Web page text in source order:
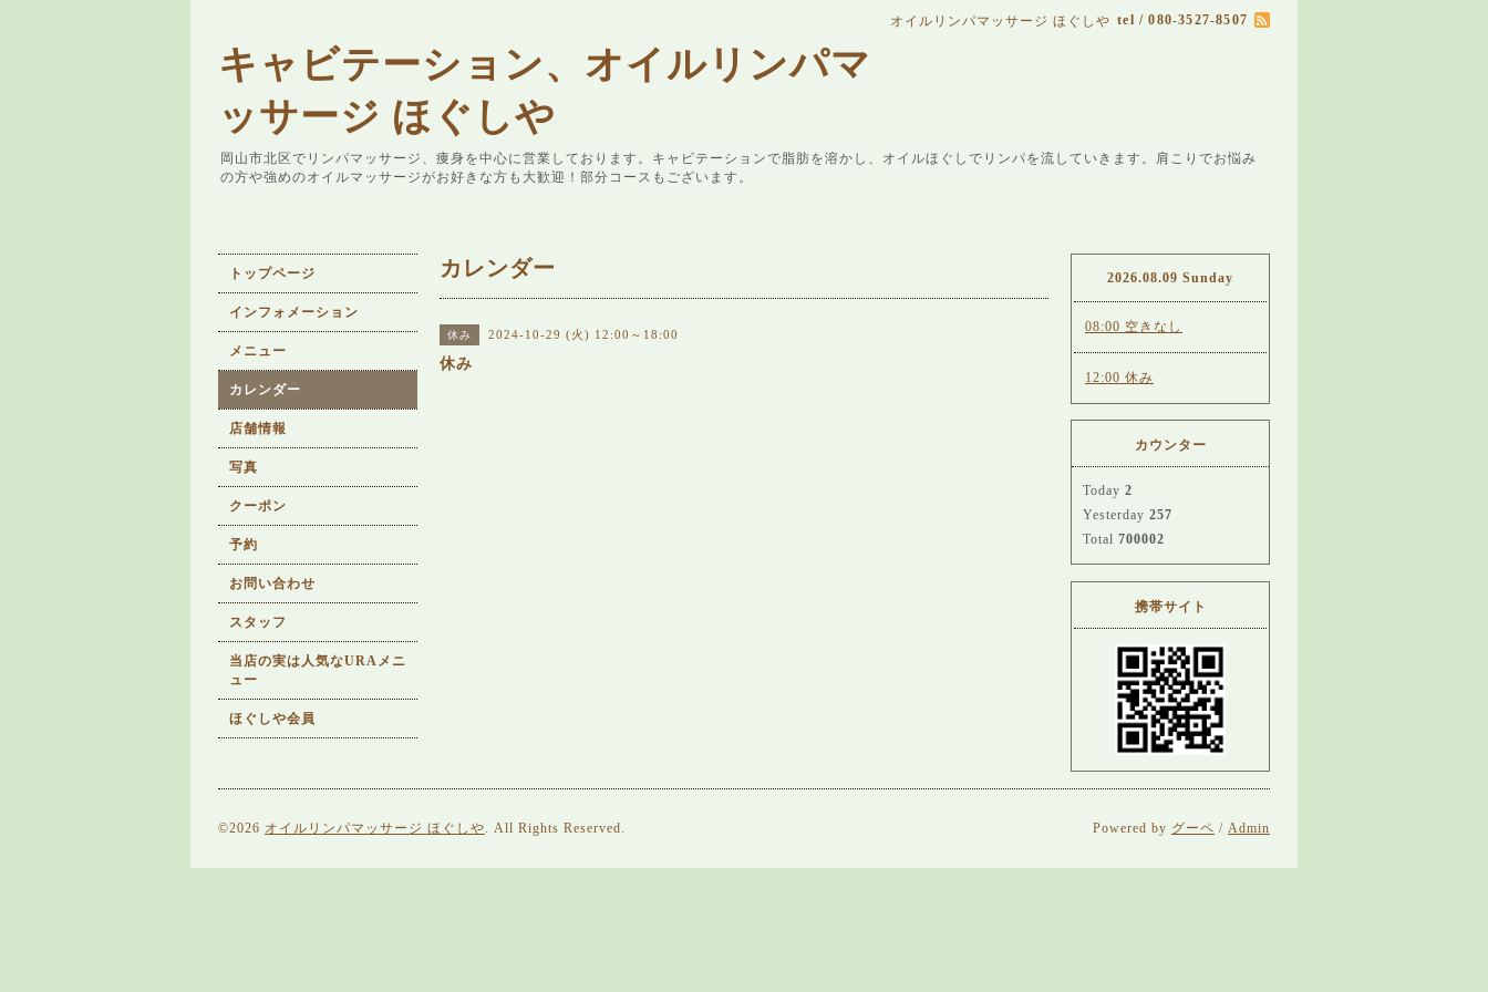
オイルリンパマッサージ ほぐしや tel / 080-3527-8507
キャビテーション、オイルリンパマ
ッサージ ほぐしや
岡山市北区でリンパマッサージ、痩身を中心に営業しております。キャビテーションで脂肪を溶かし、オイルほぐしでリンパを流していきます。肩こりでお悩み
の方や強めのオイルマッサージがお好きな方も大歓迎！部分コースもございます。
カレンダー
休み 2024-10-29 (火) 12:00～18:00
休み
トップページ
インフォメーション
メニュー
カレンダー
店舗情報
写真
クーポン
予約
お問い合わせ
スタッフ
当店の実は人気なURAメニ
ュー
ほぐしや会員
2026.08.09 Sunday
08:00 空きなし
12:00 休み
カウンター
Today 2
Yesterday 257
Total 700002
携帯サイト
©2026 オイルリンパマッサージ ほぐしや. All Rights Reserved. Powered by グーペ / Admin